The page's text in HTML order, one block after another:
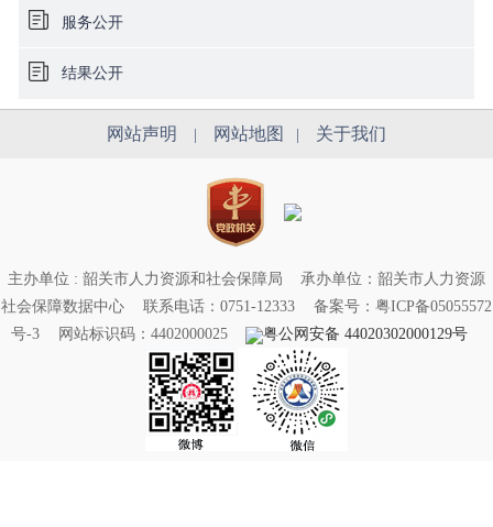
服务公开
结果公开
网站声明 | 网站地图 | 关于我们
主办单位 : 韶关市人力资源和社会保障局
承办单位：韶关市人力资源
社会保障数据中心
联系电话：0751-12333
备案号：粤ICP备05055572
号-3
网站标识码：4402000025 粤公网安备 44020302000129号